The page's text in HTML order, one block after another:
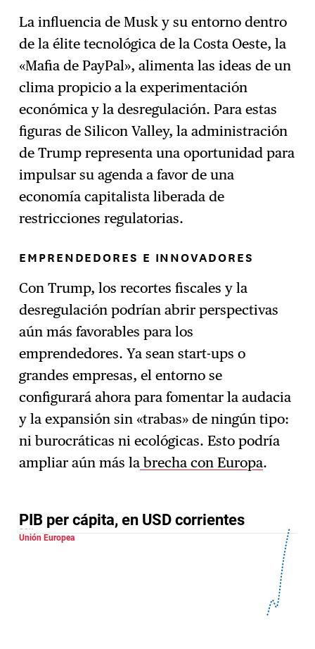
La influencia de Musk y su entorno dentro
de la élite tecnológica de la Costa Oeste, la
«Mafia de PayPal», alimenta las ideas de un
clima propicio a la experimentación
económica y la desregulación. Para estas
figuras de Silicon Valley, la administración
de Trump representa una oportunidad para
impulsar su agenda a favor de una
economía capitalista liberada de
restricciones regulatorias.
EMPRENDEDORES E INNOVADORES
Con Trump, los recortes fiscales y la
desregulación podrían abrir perspectivas
aún más favorables para los
emprendedores. Ya sean start-ups o
grandes empresas, el entorno se
configurará ahora para fomentar la audacia
y la expansión sin «trabas» de ningún tipo:
ni burocráticas ni ecológicas. Esto podría
ampliar aún más la brecha con Europa.